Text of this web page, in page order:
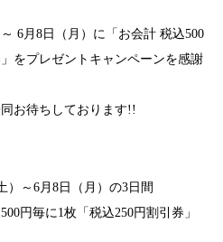
6月8日（月）に「お会計 税込500
をプレゼントキャンペーンを感謝
お待ちしております!!
）～6月8日（月）の3日間
円毎に1枚「税込250円割引券」